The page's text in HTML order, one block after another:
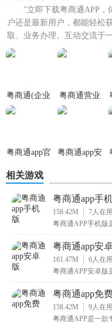
"立即下载粤商通APP，
户还是最新用户，都能轻松
取、业务办理、互动交流于
论是商品管理、订单追...
粤商通(企业
服务一站式
粤商通营业
执照年审app
粤商通app官
粤商通app安
相关游戏
粤商通app手
158.42M 7人在用
粤商通APP手机版
粤商通app安
161.47M 6人在用
粤商通APP安卓版
粤商通app免
158.42M 9人在用
粤商通APP是一款